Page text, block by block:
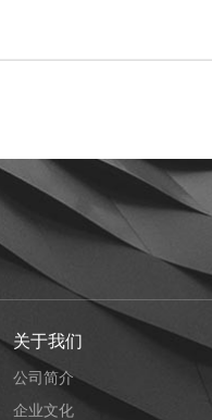
关于我们
公司简介
企业文化